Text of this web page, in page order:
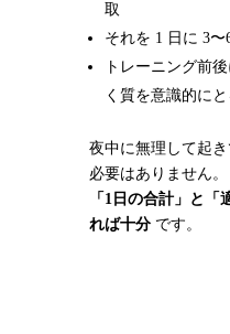
取
それを 1 日に 3〜
トレーニング前
く質を意識的にと
夜中に無理して起
必要はありません。
「1日の合計」と
れば十分です。